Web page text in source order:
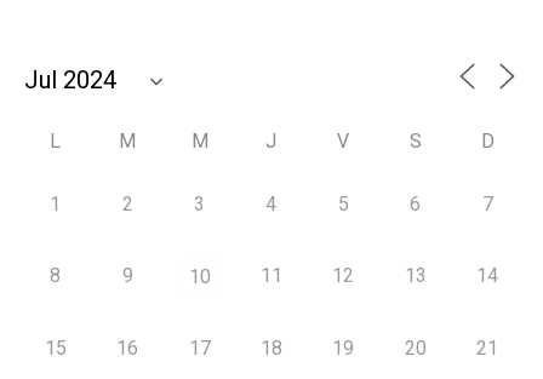
L M M J V S D
1 2 3 4 5 6 7
8 9 10 11 12 13 14
15 16 17 18 19 20 21